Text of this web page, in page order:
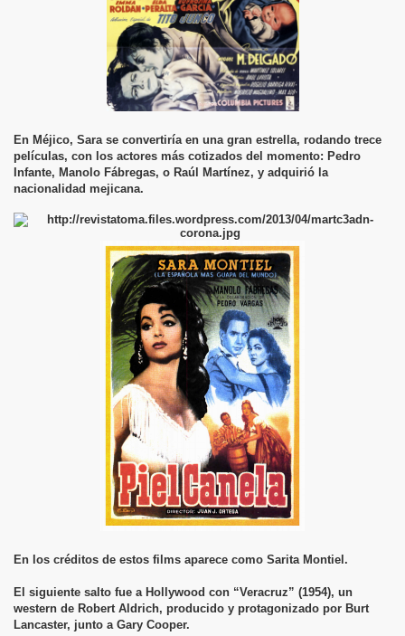
En Méjico, Sara se convertiría en una gran estrella, rodando trece
películas, con los actores más cotizados del momento: Pedro
Infante, Manolo Fábregas, o Raúl Martínez, y adquirió la
nacionalidad mejicana.
En los créditos de estos films aparece como Sarita Montiel.
El siguiente salto fue a Hollywood con “Veracruz” (1954), un
western de Robert Aldrich, producido y protagonizado por Burt
Lancaster, junto a Gary Cooper.